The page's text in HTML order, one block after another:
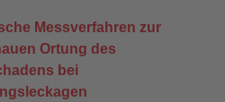
Messverfahren zur
Ortung des
bei